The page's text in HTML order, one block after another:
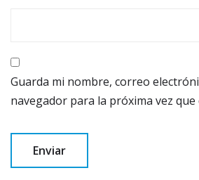
Guarda mi nombre, correo
navegador para la próxima vez que